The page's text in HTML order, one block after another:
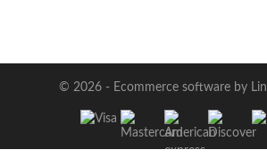
© 2026 - Ecommerce software by